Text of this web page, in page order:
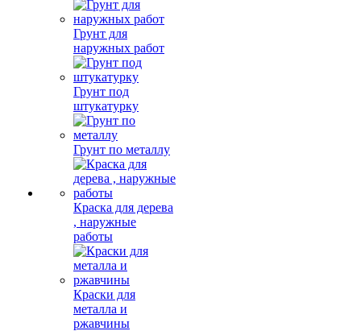
Грунт для
наружных работ
Грунт под
штукатурку
Грунт по металлу
Краска для дерева
, наружные
работы
Краски для
металла и
ржавчины